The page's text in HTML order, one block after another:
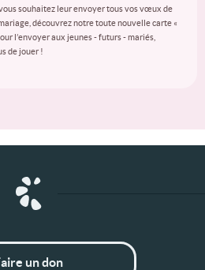
souhaitez leur envoyer tous vos vœux de
découvrez notre toute nouvelle carte «
l’envoyer aux jeunes - futurs - mariés,
de jouer !
un don